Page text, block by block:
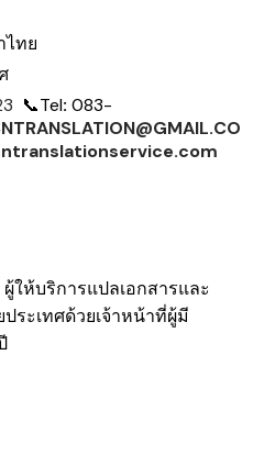
ไทย
📞Tel: 083-
ผู้ให้บริการแปลเอกสารและ
ระเทศด้วยเจ้าหน้าที่ผู้มี